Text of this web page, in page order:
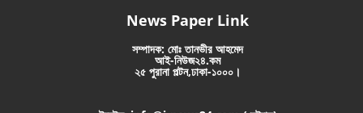
News Paper Link
সম্পাদক: মোঃ তানভীর আহমেদ
আই-নিউজ২৪.কম
২৫ পুরানা পল্টন,ঢাকা-১০০০।